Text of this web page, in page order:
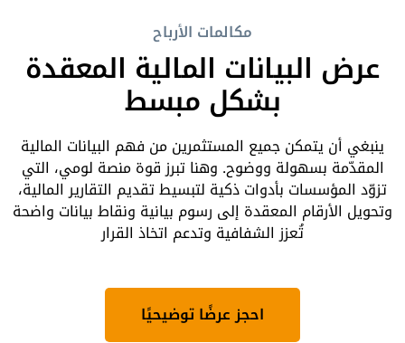
مكالمات الأرباح
عرض البيانات المالية المعقدة
بشكل مبسط
ينبغي أن يتمكن جميع المستثمرين من فهم البيانات المالية
المقدّمة بسهولة ووضوح. وهنا تبرز قوة منصة لومي، التي
تزوّد المؤسسات بأدوات ذكية لتبسيط تقديم التقارير المالية،
وتحويل الأرقام المعقدة إلى رسوم بيانية ونقاط بيانات واضحة
تُعزز الشفافية وتدعم اتخاذ القرار
احجز عرضًا توضيحيًا